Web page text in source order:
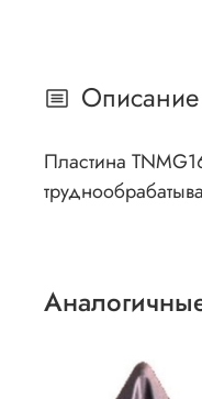
Описание
Пластина